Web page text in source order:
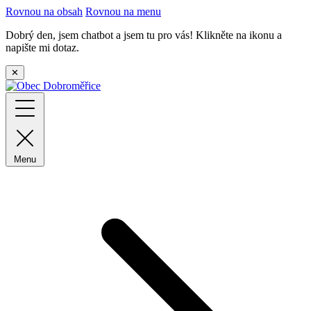
Rovnou na obsah Rovnou na menu
Dobrý den, jsem chatbot a jsem tu pro vás! Klikněte na ikonu a
napište mi dotaz.
✕
Menu